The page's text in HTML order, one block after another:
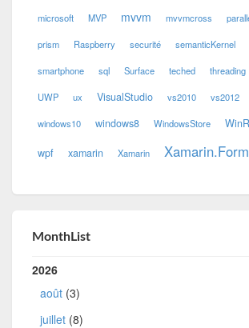
microsoft MVP mvvm mvvmcross
prism Raspberry securité semanticKernel
smartphone sql Surface teched threading
UWP ux VisualStudio vs2010 vs2012
windows10 windows8 WindowsStore
wpf xamarin Xamarin
MonthList
2026
août (3)
juillet (8)